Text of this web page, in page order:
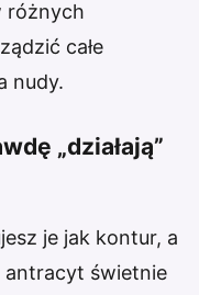
różnych
całe
nudy.
„działają”
je jak kontur, a
antracyt świetnie